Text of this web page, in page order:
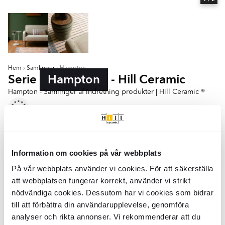
Information om cookies på vår webbplats
På vår webbplats använder vi cookies. För att säkerställa
att webbplatsen fungerar korrekt, använder vi strikt
nödvändiga cookies. Dessutom har vi cookies som bidrar
till att förbättra din användarupplevelse, genomföra
analyser och rikta annonser. Vi rekommenderar att du
Hem Samlinger Hampton
Serie Hampton - Hill Ceramic
Hampton - Samlinger af Indretning produkter | Hill Ceramic ®
Lyserød
Lyserød
Dutchbone Tæppe 160x230 cm
HamptonRosa